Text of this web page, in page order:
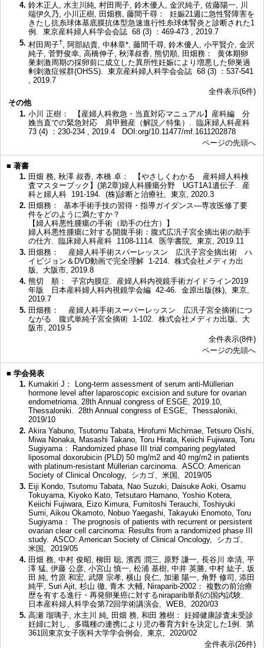
4. 鈴木正人, 水主川純, 村田周子, 鈴木優人, 金沢純子, 佐藤陽一, 川
端伊久乃, 小川正樹, 田畑務, 藤間千尋： 妊娠21週に急性腎障害を
きたし抗糸球体基底膜抗体型急速進行性糸球体腎炎と診断された1
例. 東京産科婦人科学会会誌 68 (3) ：469-473 , 2019.7
5. 村田周子†, 阿部結貴, 中林章*, 藤間千尋, 鈴木優人, 小平賢介, 金沢
純子, 菅野俊幸, 高橋伸子, 秋澤叔香, 熊切順, 田畑務： 黄体期卵
巣刺激周期の採卵前に成立した異所性妊娠により増悪した卵巣過
剰刺激症候群(OHSS). 東京産科婦人科学会会誌 68 (3) ：537-541
, 2019.7
全件表示(6件)
その他
1. 小川 正樹： 【産婦人科救急・当直対応マニュアル】産科編 分
娩当直での緊急対応 肩甲難産（解説／特集）. 臨床婦人科産科
73 (4) ：230-234 , 2019.4
DOI:org/10.11477/mf.1611202878
ページの先頭へ
■ 著書
1. 田畑 務, 秋澤 叔香, 本橋 卓： 【やさしくわかる 産科婦人科検
査マスターブック】(第2章)婦人科腫瘍分野 UGT1A1遺伝子. 産
科と婦人科 191-194. (株)診断と治療社, 東京, 2020.3
2. 田畑務： 基本手術手技の習得・指導ガイダンス―専攻医修了要
件をどのように満たすか？
【婦人科悪性腫瘍の手術（助手の仕方）】
婦人科悪性腫瘍に対する開腹手術：腹式広汎子宮全摘出術の助手
の仕方. 臨床婦人科産科 1108-1114. 医学書院, 東京, 2019.11
3. 田畑務： 産婦人科手術スパーレッスン 広汎子宮全摘出術 ハ
イビジョン＆DVD動画で完全理解 1-214. 株式会社メディカ出
版, 大阪市, 2019.8
4. 熊切 順： 子宮内膜症. 産婦人科内視鏡手術ガイドライン2019
年版 日本産科婦人科内視鏡学会編 42-46. 金原出版(株), 東京,
2019.7
5. 田畑務： 産婦人科手術スーパーレッスン 広汎子宮全摘術につ
ながる 腹式単純子宮全摘術 1-102. 株式会社メディカ出版, 大
阪市, 2019.5
全件表示(8件)
ページの先頭へ
■ 学会発表
1. Kumakiri J： Long-term assessment of serum anti-Müllerian
hormone level after laparoscopic excision and suture for ovarian
endometrioma. 28th Annual congress of ESGE, 2019.10,
Thessaloniki. 28th Annual congress of ESGE, Thessaloniki,
2019/10
2. Akira Yabuno, Tsutomu Tabata, Hirofumi Michimae, Tetsuro Oishi,
Miwa Nonaka, Masashi Takano, Toru Hirata, Keiichi Fujiwara, Toru
Sugiyama： Randomized phase III trial comparing pegylated
liposomal doxorubicin (PLD) 50 mg/m2 and 40 mg/m2 in patients
with platinum-resistant Müllerian carcinoma. ASCO: American
Society of Clinical Oncology, シカゴ、米国, 2019/05
3. Eiji Kondo, Tsutomu Tabata, Nao Suzuki, Daisuke Aoki, Osamu
Tokuyama, Kiyoko Kato, Tetsutaro Hamano, Yoshio Kotera,
Keiichi Fujiwara, Eizo Kimura, Fumitoshi Terauchi, Toshiyuki
Sumi, Aikou Okamoto, Nobuo Yaegashi, Takayuki Enomoto, Toru
Sugiyama： The prognosis of patients with recurrent or persistent
ovarian clear cell carcinoma: Results from a randomized phase III
study. ASCO: American Society of Clinical Oncology, シカゴ、
米国, 2019/05
4. 田畑 務, 中村 俊昭, 柳田 聡, 濱西 潤三, 原野 謙一, 長谷川 幸清, 平
澤 猛, 伊藤 公彦, 小宮山 慎一, 松浦 基樹, 中井 英勝, 中村 紘子, 坂
田 純, 竹原 和宏, 武隈 宗孝, 横山 良仁, 加瀬 陽一, 角野 修司, 添田
純平, Suri Ajit, 杉山 徹, 青木 大輔, Niraparib-2002： 複数の前治療
歴を有する進行・再発卵巣癌に対するniraparib単剤の国内試験.
日本産科婦人科学会第72回学術講演会, WEB, 2020/03
5. 高瀬 瑠璃子, 水主川 純, 田畑 務, 和田 雅樹： 妊婦健康診査未受診
妊婦に対し、多職種の連携により児の養育方針を決定した1例. 第
361回東京女子医科大学学会例会, 東京, 2020/02
全件表示(26件)